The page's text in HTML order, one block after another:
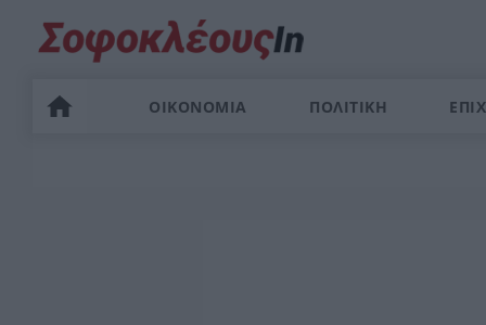
ΟΙΚΟΝΟΜΙΑ ΠΟΛΙΤΙΚΗ